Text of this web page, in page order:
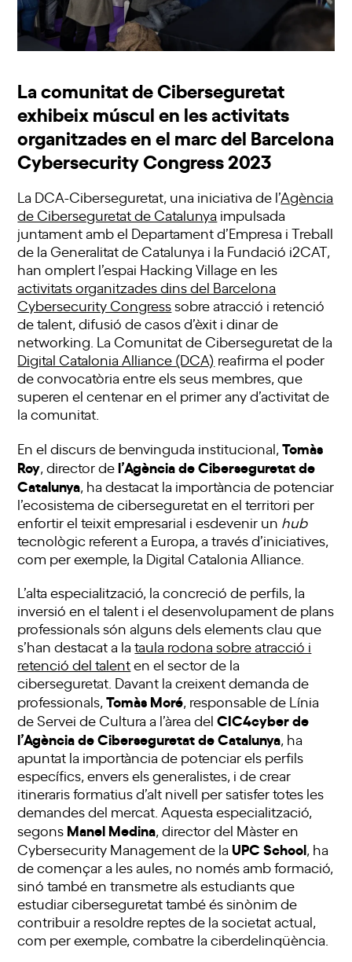
La comunitat de Ciberseguretat
exhibeix múscul en les activitats
organitzades en el marc del Barcelona
Cybersecurity Congress 2023
La DCA-Ciberseguretat, una iniciativa de l’Agència
de Ciberseguretat de Catalunya impulsada
juntament amb el Departament d’Empresa i Treball
de la Generalitat de Catalunya i la Fundació i2CAT,
han omplert l’espai Hacking Village en les
activitats organitzades dins del Barcelona
Cybersecurity Congresssobre atracció i retenció
de talent, difusió de casos d’èxit i dinar de
networking. La Comunitat de Ciberseguretat de la
Digital Catalonia Alliance (DCA) reafirma el poder
de convocatòria entre els seus membres, que
superen el centenar en el primer any d’activitat de
la comunitat.
En el discurs de benvinguda institucional,Tomàs
Roy , director del’Agència de Ciberseguretat de
Catalunya , ha destacat la importància de potenciar
l’ecosistema de ciberseguretat en el territori per
enfortir el teixit empresarial i esdevenir un hub
tecnològic referent a Europa, a través d’iniciatives,
com per exemple, la Digital Catalonia Alliance.
L’alta especialització, la concreció de perfils, la
inversió en el talent i el desenvolupament de plans
professionals són alguns dels elements clau que
s’han destacat a lataula rodona sobre atracció i
retenció del talenten el sector de la
ciberseguretat. Davant la creixent demanda de
professionals,Tomàs Moré , responsable de Línia
de Servei de Cultura a l’àrea delCIC4cyber de
l’Agència de Ciberseguretat de Catalunya , ha
apuntat la importància de potenciar els perfils
específics, envers els generalistes, i de crear
itineraris formatius d’alt nivell per satisfer totes les
demandes del mercat. Aquesta especialització,
segons Manel Medina , director del Màster en
Cybersecurity Management de la UPC School , ha
de començar a les aules, no només amb formació,
sinó també en transmetre als estudiants que
estudiar ciberseguretat també és sinònim de
contribuir a resoldre reptes de la societat actual,
com per exemple, combatre la ciberdelinqüència.